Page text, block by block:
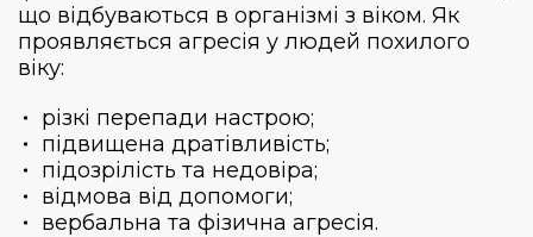
що відбуваються в організмі з віком. Як
проявляється агресія у людей похилого
віку:
різкі перепади настрою;
підвищена дратівливість;
підозрілість та недовіра;
відмова від допомоги;
вербальна та фізична агресія.